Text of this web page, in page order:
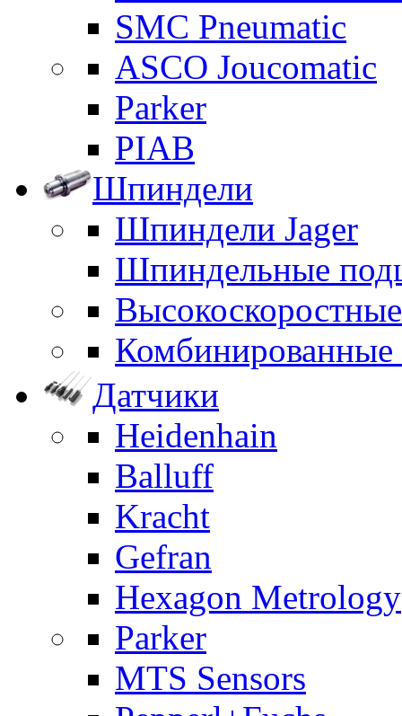
SMC Pneumatic
ASCO Joucomatic
Parker
PIAB
Шпиндели
Шпиндели Jager
Шпиндельные
Датчики
Heidenhain
Balluff
Kracht
Gefran
Hexagon Metrology
Parker
MTS Sensors